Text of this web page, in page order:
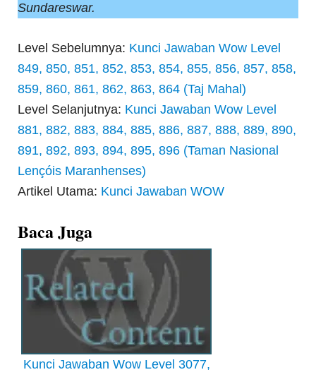
Sundareswar.
Level Sebelumnya: Kunci Jawaban Wow Level
849, 850, 851, 852, 853, 854, 855, 856, 857, 858,
859, 860, 861, 862, 863, 864 (Taj Mahal)
Level Selanjutnya: Kunci Jawaban Wow Level
881, 882, 883, 884, 885, 886, 887, 888, 889, 890,
891, 892, 893, 894, 895, 896 (Taman Nasional
Lençóis Maranhenses)
Artikel Utama: Kunci Jawaban WOW
Baca Juga
Kunci Jawaban Wow Level 3077,